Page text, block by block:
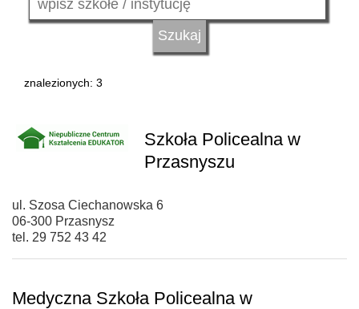
znalezionych: 3
Szkoła Policealna w
Przasnyszu
ul. Szosa Ciechanowska 6
06-300 Przasnysz
tel. 29 752 43 42
Medyczna Szkoła Policealna w